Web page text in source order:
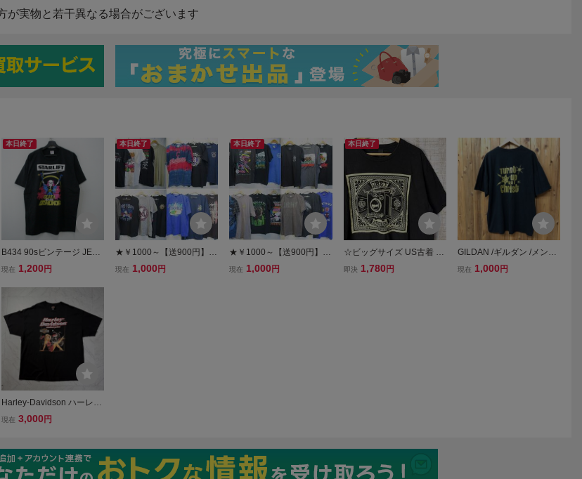
本日終了
B434 90sビンテージ JERZ
EES ジャージーズ スカル
製■1990年代製 表記XLサ
イズ 黒 ブラック アメカジ
ストリート
現在 1,200 円
本日終了
★￥1000～【送900円】9
197 卸売 インポート古
現在 1,000 円
本日終了
★￥1000～【送900円】9
196 卸売 インポート古
現在 1,000 円
本日終了
☆ビッグサイズ US古着 O
BEY オベイ レトロ グラフ
即決 1,780 円
GILDAN /ギルダン /メンズ
2XL 黒 半袖Tシャツ トップ
現在 1,000 円
Harley-Davidson ハーレー
ダビッドソン ピンナップ
FLAMING GORGE USA 古
着 vintage
現在 3,000円